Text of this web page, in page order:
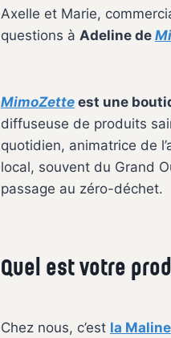
Axelle et Marie,
questions à Adeline de
MimoZette est une
diffuseuse de produits
quotidien, animatrice de
local, souvent du Grand
passage au zéro-déchet.
Quel est votre
Chez nous, c’est la Maline